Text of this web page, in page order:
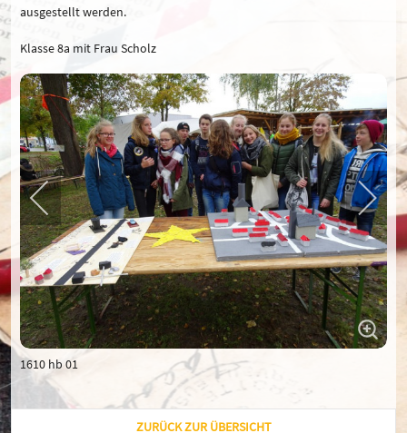
ausgestellt werden.
Klasse 8a mit Frau Scholz
1610 hb 01
ZURÜCK ZUR ÜBERSICHT